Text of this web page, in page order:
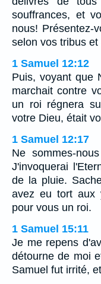
souffrances, et
nous! Présentez-
selon vos tribus
1 Samuel 12:12
Puis, voyant que
marchait contre
un roi régnera
votre Dieu, était
1 Samuel 12:17
Ne sommes-
J'invoquerai
de la pluie.
avez eu tort aux
pour vous un roi.
1 Samuel 15:11
Je me repens
détourne de moi
Samuel fut irrité,